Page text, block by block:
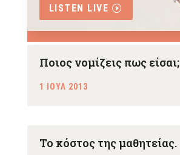
LISTEN LIVE
Ποιος νομίζεις πως είσαι;
1 ΙΟΥΛ 2013
Το κόστος της μαθητείας.